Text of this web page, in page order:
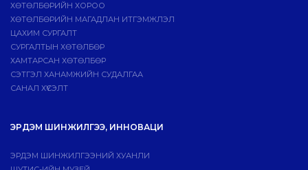
ХӨТӨЛБӨРИЙН ХОРОО
ХӨТӨЛБӨРИЙН МАГАДЛАН ИТГЭМЖЛЭЛ
ЦАХИМ СУРГАЛТ
СУРГАЛТЫН ХӨТӨЛБӨР
ХАМТАРСАН ХӨТӨЛБӨР
СЭТГЭЛ ХАНАМЖИЙН СУДАЛГАА
САНАЛ ХҮСЭЛТ
ЭРДЭМ ШИНЖИЛГЭЭ, ИННОВАЦИ
ЭРДЭМ ШИНЖИЛГЭЭНИЙ ХУАНЛИ